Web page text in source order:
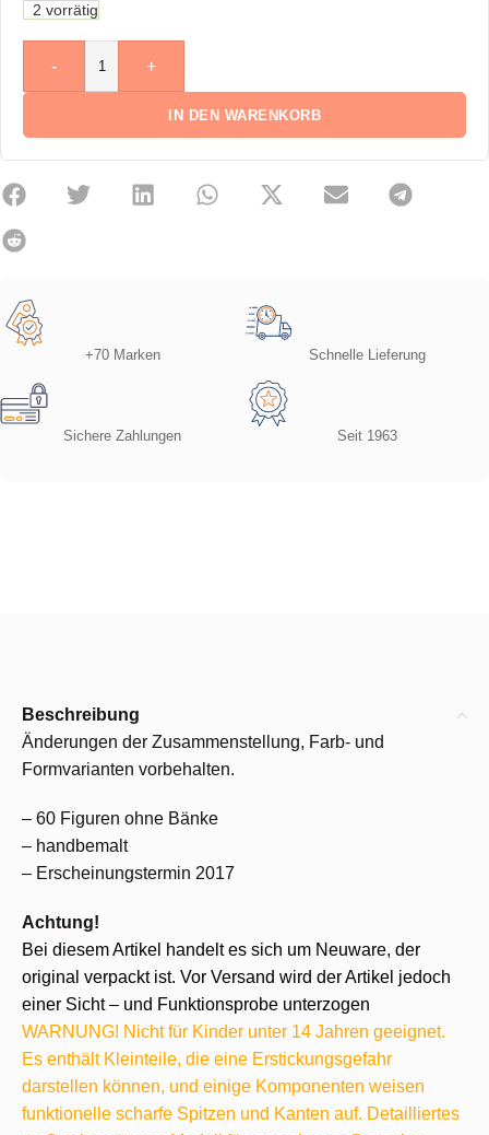
2 vorrätig
- +
IN DEN WARENKORB
+70 Marken Schnelle Lieferung
Sichere Zahlungen Seit 1963
Beschreibung
Änderungen der Zusammenstellung, Farb- und
Formvarianten vorbehalten.
– 60 Figuren ohne Bänke
– handbemalt
– Erscheinungstermin 2017
Achtung!
Bei diesem Artikel handelt es sich um Neuware, der
original verpackt ist. Vor Versand wird der Artikel jedoch
einer Sicht – und Funktionsprobe unterzogen
WARNUNG! Nicht für Kinder unter 14 Jahren geeignet.
Es enthält Kleinteile, die eine Erstickungsgefahr
darstellen können, und einige Komponenten weisen
funktionelle scharfe Spitzen und Kanten auf. Detailliertes